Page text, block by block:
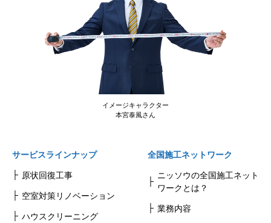
イメージキャラクター
本宮泰風さん
サービスラインナップ
原状回復工事
空室対策リノベーション
ハウスクリーニング
全国施工ネットワーク
ニッソウの全国施工ネット
ワークとは？
業務内容